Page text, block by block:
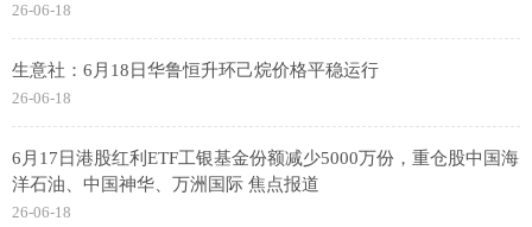
26-06-18
生意社：6月18日华鲁恒升环己烷价格平稳运行
26-06-18
6月17日港股红利ETF工银基金份额减少5000万份，重仓股中国海
洋石油、中国神华、万洲国际 焦点报道
26-06-18